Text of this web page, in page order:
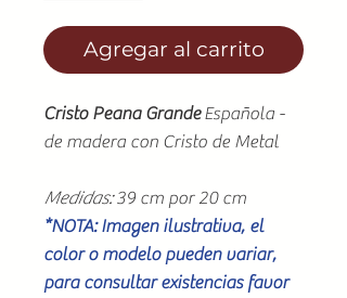
Agregar al carrito
Cristo Peana GrandeEspañola -
de madera con Cristo de Metal
Medidas:39 cm por 20 cm
*NOTA: Imagen ilustrativa, el
color o modelo pueden variar,
para consultar existencias favor